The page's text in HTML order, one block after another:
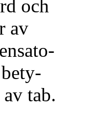
och
av
tab.